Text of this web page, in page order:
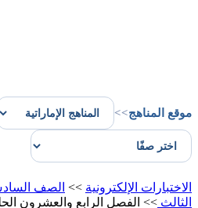
موقع المناهج>>
الاختبارات الإلكترونية >> الصف
الثالث >> الفصل الرابع والعشرون